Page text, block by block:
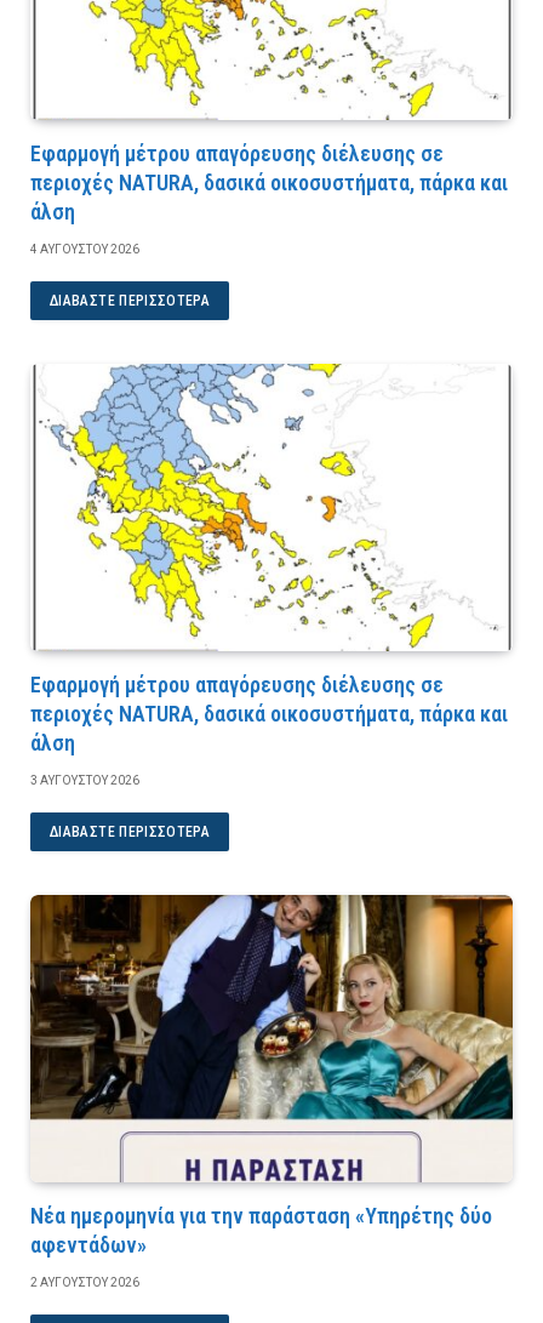
Εφαρμογή μέτρου απαγόρευσης διέλευσης σε
περιοχές NATURA, δασικά οικοσυστήματα, πάρκα και
άλση
4 ΑΥΓΟΎΣΤΟΥ 2026
ΔΙΑΒΆΣΤΕ ΠΕΡΙΣΣΌΤΕΡΑ
Εφαρμογή μέτρου απαγόρευσης διέλευσης σε
περιοχές NATURA, δασικά οικοσυστήματα, πάρκα και
άλση
3 ΑΥΓΟΎΣΤΟΥ 2026
ΔΙΑΒΆΣΤΕ ΠΕΡΙΣΣΌΤΕΡΑ
Νέα ημερομηνία για την παράσταση «Υπηρέτης δύο
αφεντάδων»
2 ΑΥΓΟΎΣΤΟΥ 2026